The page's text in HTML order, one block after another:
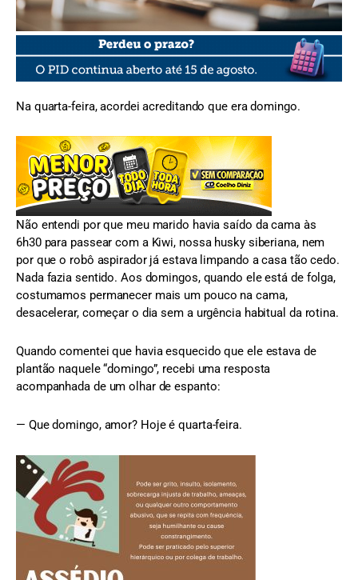
FOTO: Magnific
Na quarta-feira, acordei acreditando que era domingo.
Não entendi por que meu marido havia saído da cama às
6h30 para passear com a Kiwi, nossa husky siberiana, nem
por que o robô aspirador já estava limpando a casa tão cedo.
Nada fazia sentido. Aos domingos, quando ele está de folga,
costumamos permanecer mais um pouco na cama,
desacelerar, começar o dia sem a urgência habitual da rotina.
Quando comentei que havia esquecido que ele estava de
plantão naquele “domingo”, recebi uma resposta
acompanhada de um olhar de espanto:
— Que domingo, amor? Hoje é quarta-feira.